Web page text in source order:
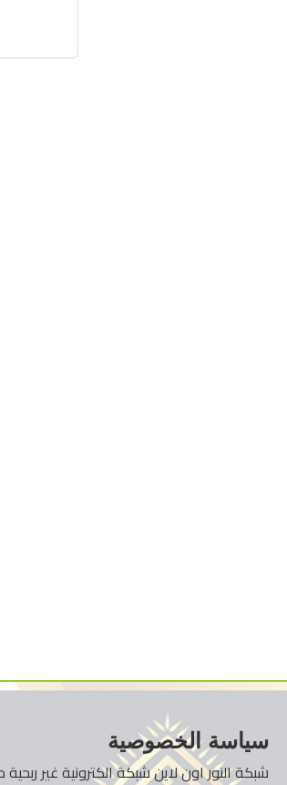
سياسة الخصوصية
شبكة النور اون لاين شبكة الكترونية غير